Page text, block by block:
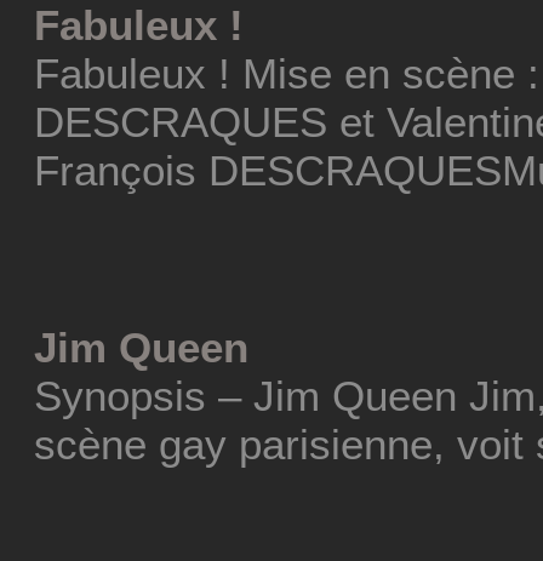
Fabuleux !
Fabuleux ! Mise en scène
DESCRAQUES et
François
Jim Queen
Synopsis – Jim Queen
scène gay parisienne, voit